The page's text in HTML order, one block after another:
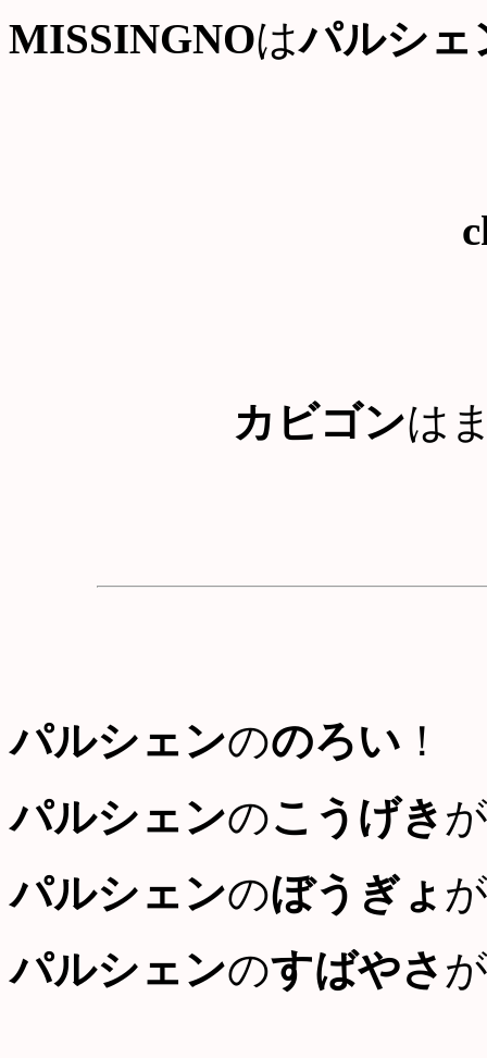
MISSINGNOはパルシェ
カビゴンは
パルシェンののろい ！
パルシェンのこうげき
パルシェンのぼうぎょ
パルシェンのすばやさ